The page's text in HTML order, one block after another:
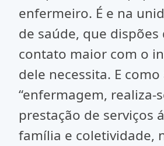
enfermeiro. É e na
de saúde, que dispões
contato maior com o
dele necessita. E como
“enfermagem, realiza-
prestação de serviços
família e coletividade,